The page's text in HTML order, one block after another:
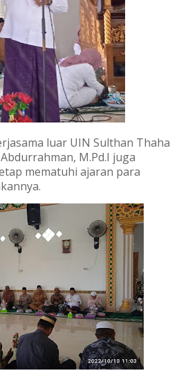
luar UIN Sulthan Thaha
M.Pd.I juga
mematuhi ajaran para